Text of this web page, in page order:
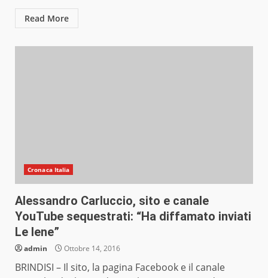
Read More
Cronaca Italia
Alessandro Carluccio, sito e canale
YouTube sequestrati: “Ha diffamato inviati
Le Iene”
admin Ottobre 14, 2016
BRINDISI – Il sito, la pagina Facebook e il canale